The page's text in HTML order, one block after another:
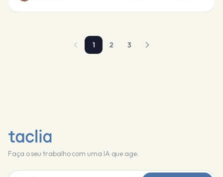
1 2 3
Faça o seu trabalho com uma IA que age.